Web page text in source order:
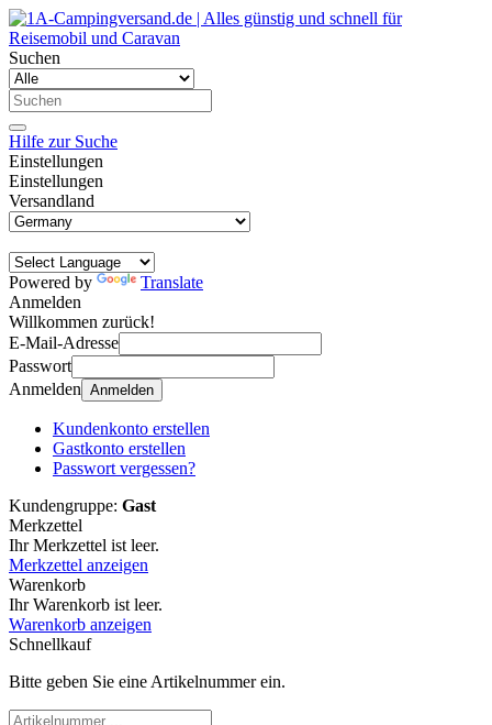
Suchen
Hilfe zur Suche
Einstellungen
Einstellungen
Versandland
Powered by
Translate
Anmelden
Willkommen zurück!
E-Mail-Adresse
Passwort
Anmelden Anmelden
Kundenkonto erstellen
Gastkonto erstellen
Passwort vergessen?
Kundengruppe: Gast
Merkzettel
Ihr Merkzettel ist leer.
Merkzettel anzeigen
Warenkorb
Ihr Warenkorb ist leer.
Warenkorb anzeigen
Schnellkauf
Bitte geben Sie eine Artikelnummer ein.